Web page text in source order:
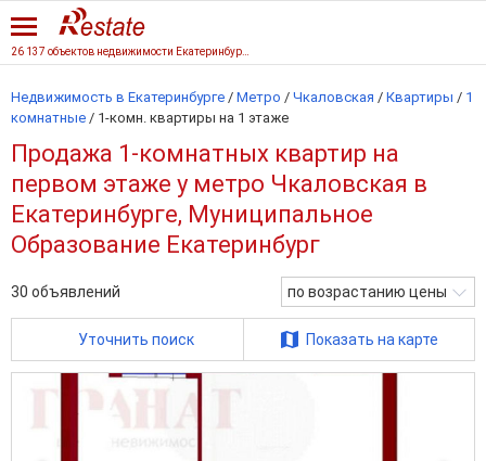
Недвижимость в Екатеринбурге / Метро / Чкаловская / Квартиры / 1
комнатные / 1-комн. квартиры на 1 этаже
Продажа 1-комнатных квартир на
первом этаже у метро Чкаловская в
Екатеринбурге, Муниципальное
Образование Екатеринбург
30 объявлений по возрастанию цены
Уточнить поиск Показать на карте